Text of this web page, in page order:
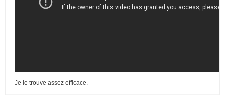
Je le trouve assez efficace.